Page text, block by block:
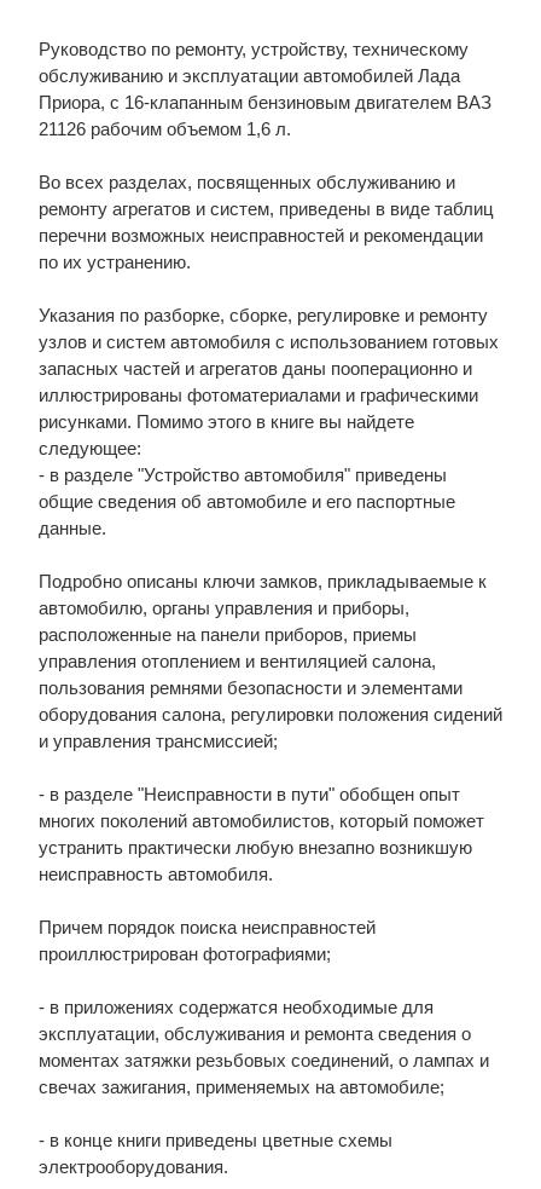
Руководство по ремонту, устройству, техническому
обслуживанию и эксплуатации автомобилей Лада
Приора, с 16-клапанным бензиновым двигателем ВАЗ
21126 рабочим объемом 1,6 л.
Во всех разделах, посвященных обслуживанию и
ремонту агрегатов и систем, приведены в виде таблиц
перечни возможных неисправностей и рекомендации
по их устранению.
Указания по разборке, сборке, регулировке и ремонту
узлов и систем автомобиля с использованием готовых
запасных частей и агрегатов даны пооперационно и
иллюстрированы фотоматериалами и графическими
рисунками. Помимо этого в книге вы найдете
следующее:
- в разделе "Устройство автомобиля" приведены
общие сведения об автомобиле и его паспортные
данные.
Подробно описаны ключи замков, прикладываемые к
автомобилю, органы управления и приборы,
расположенные на панели приборов, приемы
управления отоплением и вентиляцией салона,
пользования ремнями безопасности и элементами
оборудования салона, регулировки положения сидений
и управления трансмиссией;
- в разделе "Неисправности в пути" обобщен опыт
многих поколений автомобилистов, который поможет
устранить практически любую внезапно возникшую
неисправность автомобиля.
Причем порядок поиска неисправностей
проиллюстрирован фотографиями;
- в приложениях содержатся необходимые для
эксплуатации, обслуживания и ремонта сведения о
моментах затяжки резьбовых соединений, о лампах и
свечах зажигания, применяемых на автомобиле;
- в конце книги приведены цветные схемы
электрооборудования.